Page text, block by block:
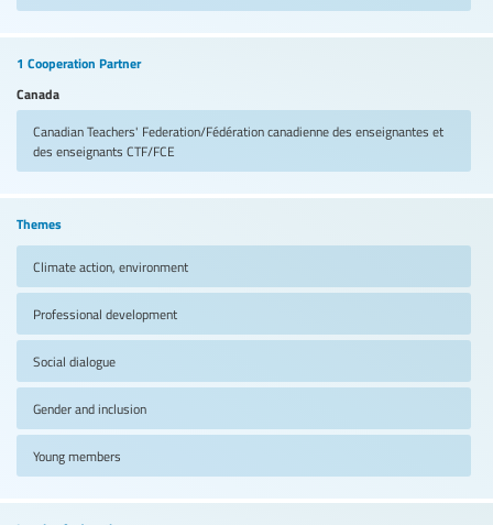
1 Cooperation Partner
Canada
Canadian Teachers' Federation/Fédération canadienne des enseignantes et
des enseignants CTF/FCE
Themes
Climate action, environment
Professional development
Social dialogue
Gender and inclusion
Young members